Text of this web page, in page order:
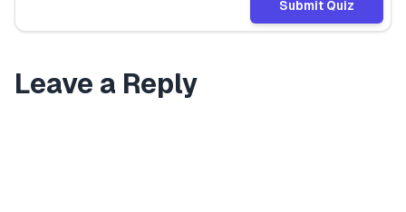
Submit Quiz
Leave a Reply